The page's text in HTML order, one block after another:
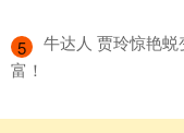
5
牛达人 贾玲惊艳
富！